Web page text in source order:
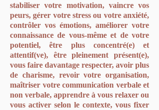
stabiliser votre motivation, vaincre vos
peurs, gérer votre stress ou votre anxiété,
contrôler vos émotions, améliorer votre
connaissance de vous-même et de votre
potentiel, être plus concentré(e) et
attentif(ve), être pleinement présent(e),
vous faire davantage respecter, avoir plus
de charisme, revoir votre organisation,
maîtriser votre communication verbale et
non verbale, apprendre à vous relaxer ou
vous activer selon le contexte, vous fixer